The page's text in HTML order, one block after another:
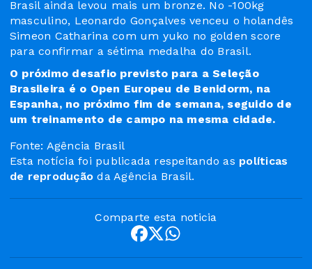
Brasil ainda levou mais um bronze. No -100kg
masculino, Leonardo Gonçalves venceu o holandês
Simeon Catharina com um yuko no golden score
para confirmar a sétima medalha do Brasil.
O próximo desafio previsto para a Seleção
Brasileira é o Open Europeu de Benidorm, na
Espanha, no próximo fim de semana, seguido de
um treinamento de campo na mesma cidade.
Fonte: Agência Brasil
Esta notícia foi publicada respeitando as políticas
de reprodução da Agência Brasil.
Comparte esta noticia